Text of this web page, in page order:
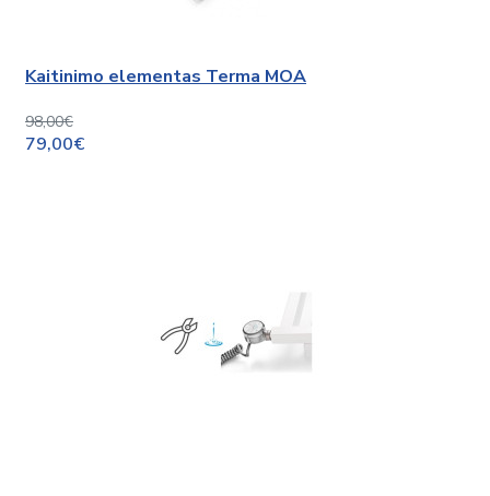
Kaitinimo elementas Terma MOA
98,00€
79,00€